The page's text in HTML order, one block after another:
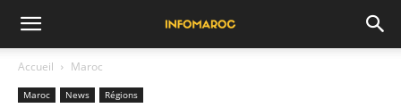
Accueil Maroc
Maroc News Régions